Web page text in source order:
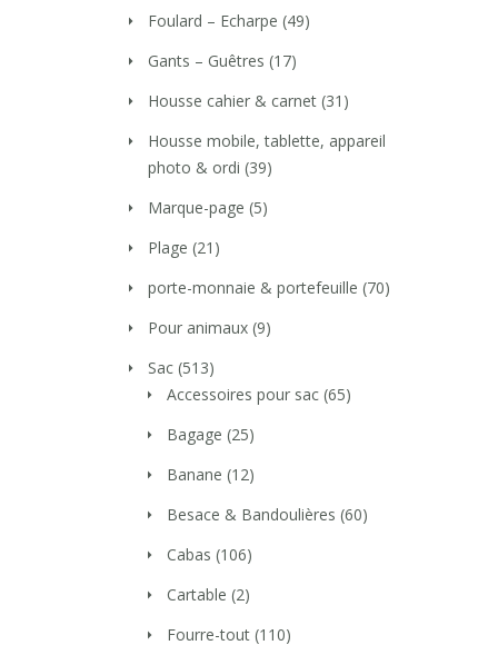
Foulard – Echarpe (49)
Gants – Guêtres (17)
Housse cahier & carnet (31)
Housse mobile, tablette, appareil
photo & ordi (39)
Marque-page (5)
Plage (21)
porte-monnaie & portefeuille (70)
Pour animaux (9)
Sac (513)
Accessoires pour sac (65)
Bagage (25)
Banane (12)
Besace & Bandoulières (60)
Cabas (106)
Cartable (2)
Fourre-tout (110)